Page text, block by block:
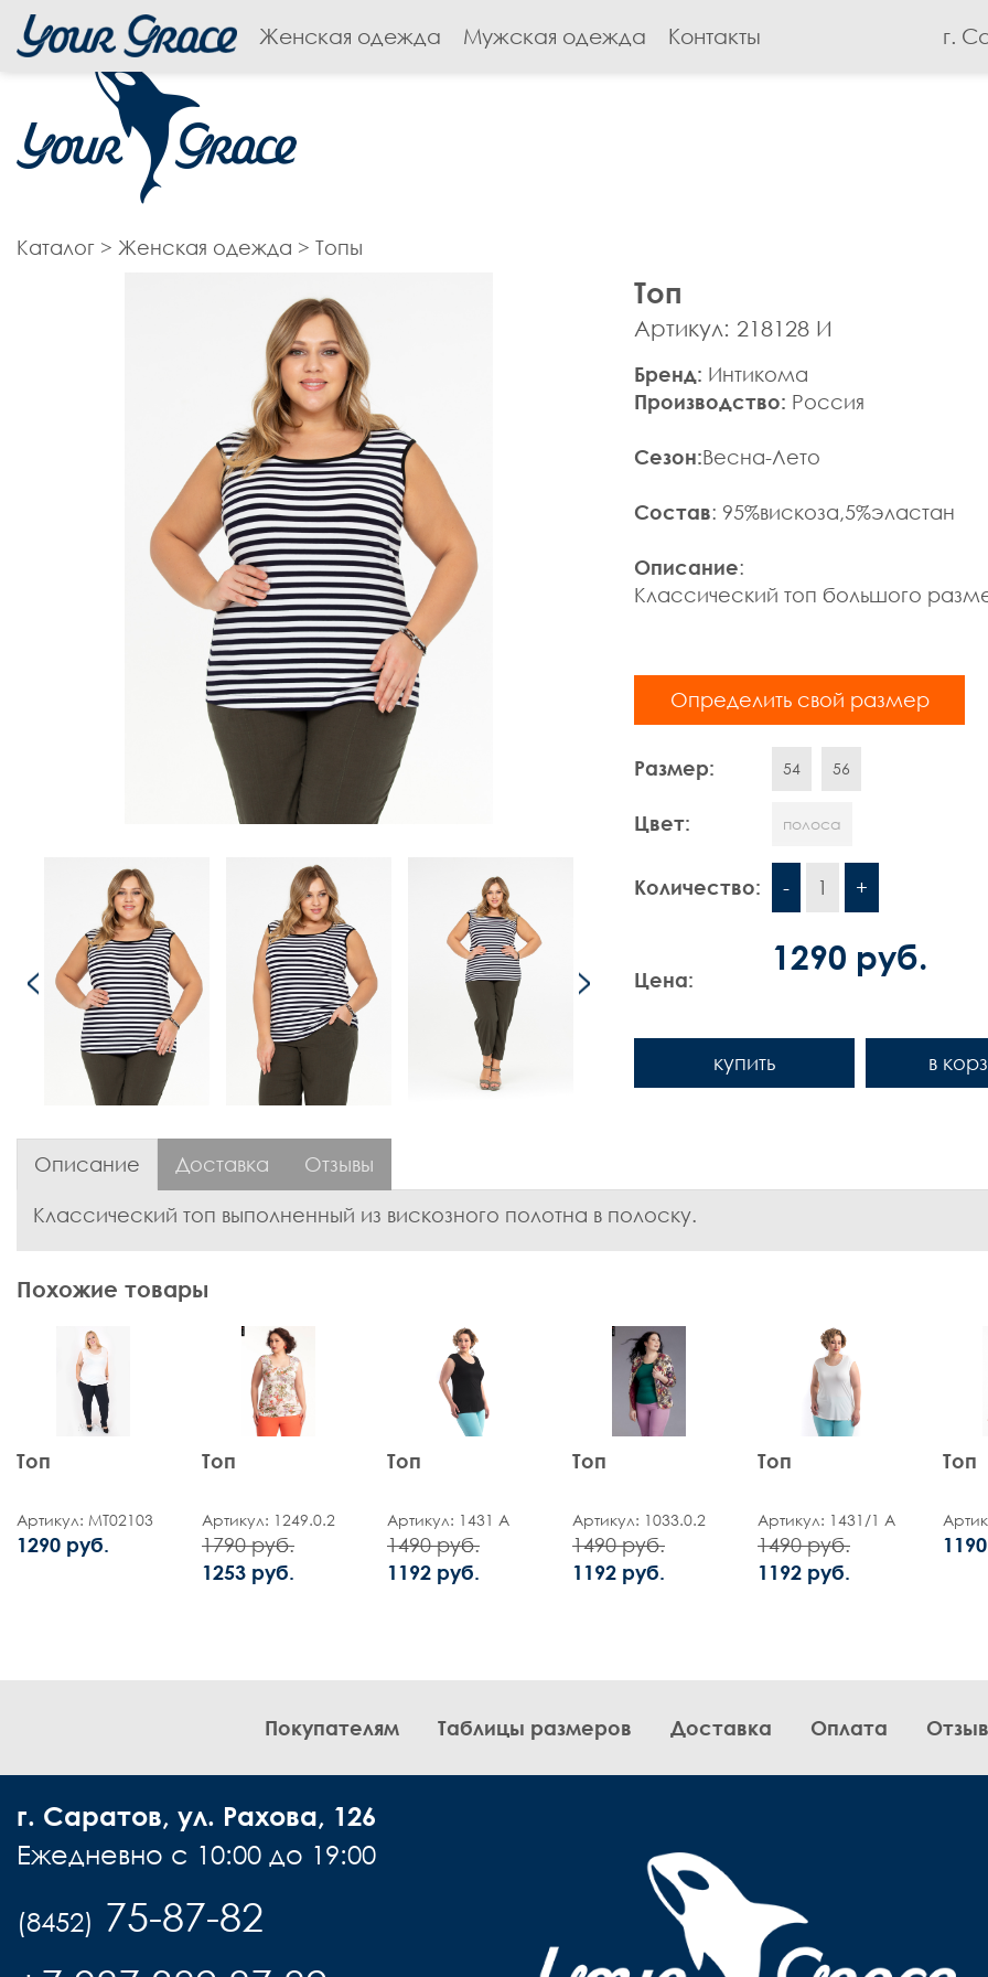
г.
Женская одежда Мужская одежда Контакты
Каталог > Женская одежда > Топы
Топ
Артикул: 218128 И
Бренд: Интикома
Производство: Россия
Сезон:Весна-Лето
Состав: 95%вискоза,5%эластан
Описание:
Классический топ большого
Определить свой размер
Размер: 54 56
Цвет: полоса
Количество: - 1 +
Цена:
1290 руб.
купить в
Описание Доставка Отзывы
Классический топ выполненный из вискозного полотна в полоску.
Похожие товары
Топ
Артикул: MT02103
1290 руб.
Топ
Артикул: 1249.0.2
1790 руб.
1253 руб.
Топ
Артикул: 1431 А
1490 руб.
1192 руб.
Топ
Артикул: 1033.0.2
1490 руб.
1192 руб.
Топ
Артикул: 1431/1 А
1490 руб.
1192 руб.
Топ
Покупателям Таблицы размеров Доставка Оплата
г. Саратов, ул. Рахова, 126
Ежедневно с 10:00 до 19:00
(8452) 75-87-82